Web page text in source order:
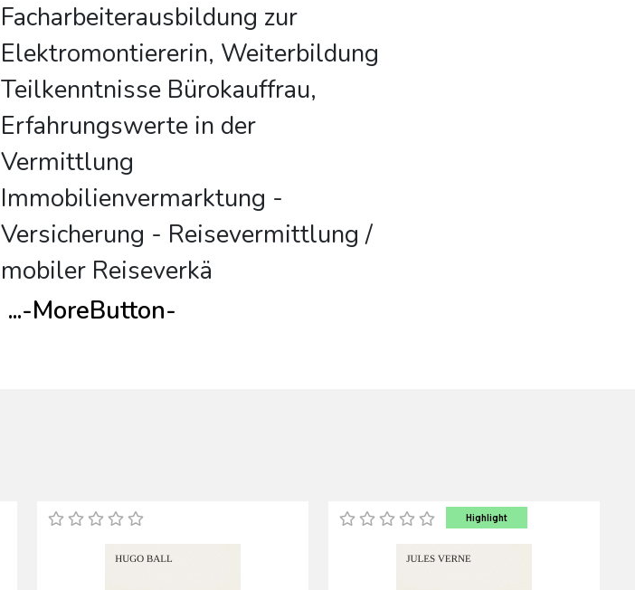
Facharbeiterausbildung zur
Elektromontiererin, Weiterbildung
Teilkenntnisse Bürokauffrau,
Erfahrungswerte in der
Vermittlung
Immobilienvermarktung -
Versicherung - Reisevermittlung /
mobiler Reiseverkä
...-MoreButton-
Highlight